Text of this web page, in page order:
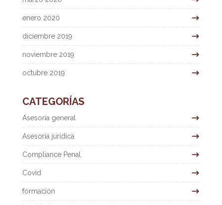
enero 2020
diciembre 2019
noviembre 2019
octubre 2019
CATEGORÍAS
Asesoría general
Asesoría jurídica
Compliance Penal
Covid
formación